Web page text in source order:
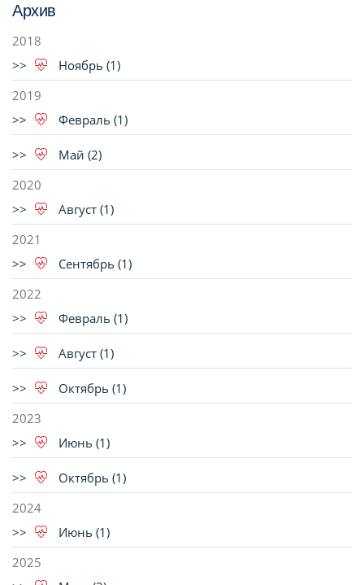
Архив
2018
Ноябрь (1)
2019
Февраль (1)
Май (2)
2020
Август (1)
2021
Сентябрь (1)
2022
Февраль (1)
Август (1)
Октябрь (1)
2023
Июнь (1)
Октябрь (1)
2024
Июнь (1)
2025